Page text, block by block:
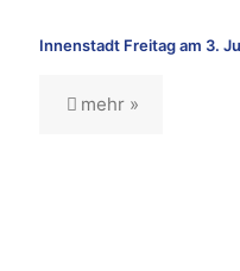
Innenstadt Freitag am 3.
mehr »